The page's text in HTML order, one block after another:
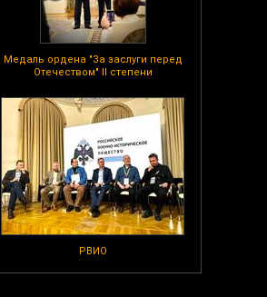
Медаль ордена "За заслуги перед
Отечеством" II степени
РВИО